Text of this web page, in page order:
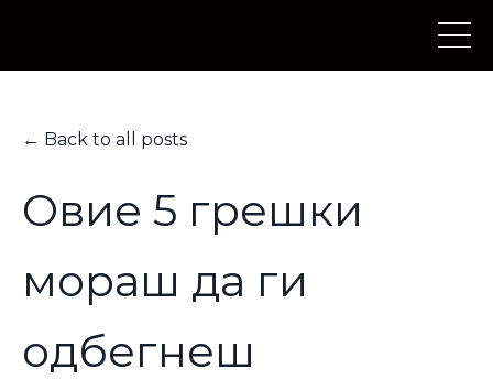
← Back to all posts
Овие 5 грешки
мораш да ги
одбегнеш